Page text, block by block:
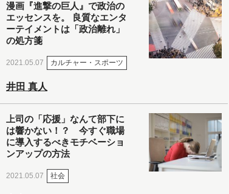
漫画『進撃の巨人』で政治の
エッセンスを。 良質なエンタ
ーテイメントは「政治離れ」
の処方箋
2021.05.07 カルチャー・スポーツ
井田 真人
上司の「応援」なんて部下に
は響かない！？ 今すぐ職場
に導入するべきモチベーショ
ンアップの方法
2021.05.07 社会